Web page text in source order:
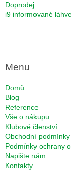
Doprodej
i9 informované
Menu
Domů
Blog
Reference
Vše o nákupu
Klubové členství
Obchodní podmínky
Podmínky ochrany
Napište nám
Kontakty